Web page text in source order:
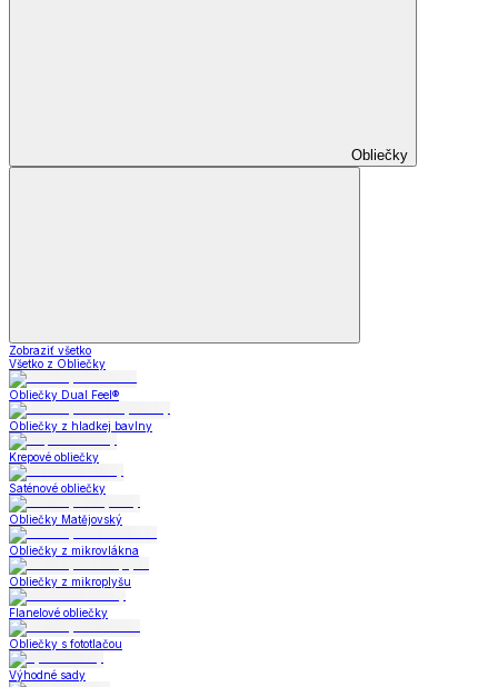
Obliečky
Zobraziť všetko
Všetko z Obliečky
Obliečky Dual Feel®
Obliečky z hladkej bavlny
Krepové obliečky
Saténové obliečky
Obliečky Matějovský
Obliečky z mikrovlákna
Obliečky z mikroplyšu
Flanelové obliečky
Obliečky s fototlačou
Výhodné sady